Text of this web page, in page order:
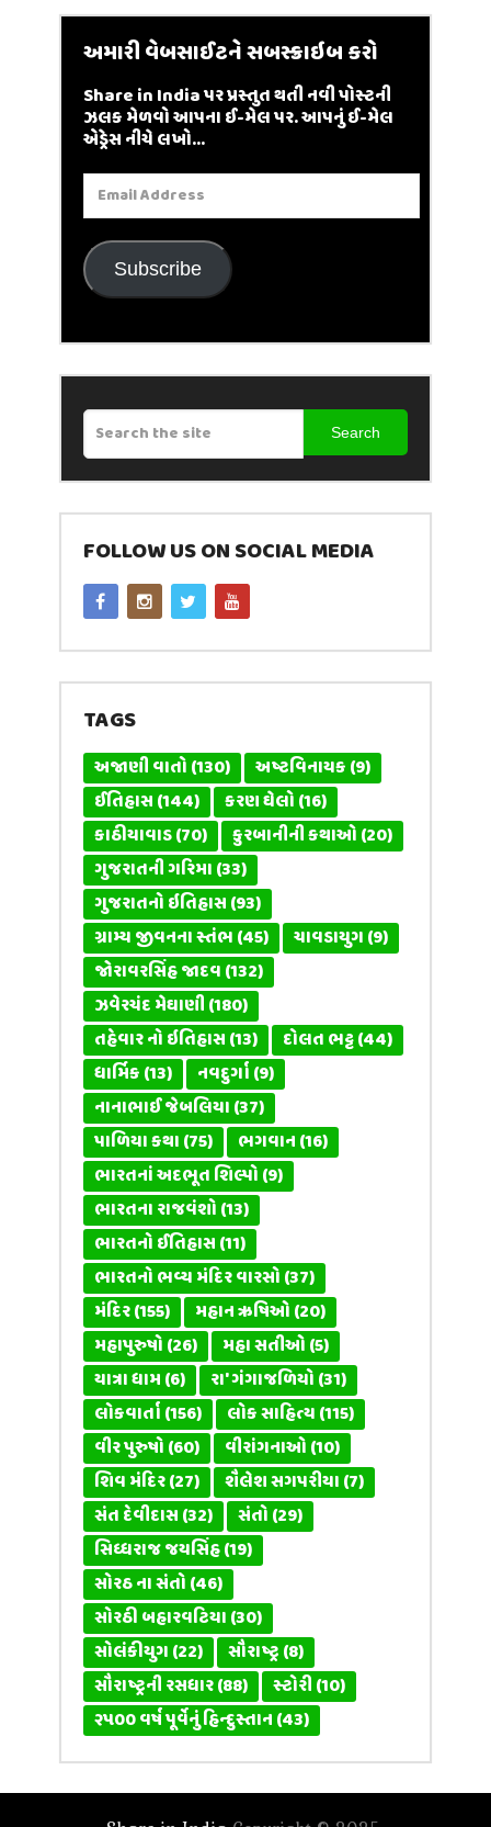
અમારી વેબસાઈટને સબસ્ક્રાઇબ કરો
Share in India પર પ્રસ્તુત થતી નવી પોસ્ટની
ઝલક મેળવો આપના ઈ-મેલ પર. આપનું ઈ-મેલ
એડ્રેસ નીચે લખો...
Email
Address
Subscribe
Search
FOLLOW US ON SOCIAL MEDIA
TAGS
અજાણી વાતો(130) અષ્ટવિનાયક(9)
ઈતિહાસ(144) કરણ ઘેલો(16)
કાઠીયાવાડ(70) કુરબાનીની કથાઓ(20)
ગુજરાતની ગરિમા(33)
ગુજરાતનો ઇતિહાસ(93)
ગ્રામ્ય જીવનના સ્તંભ(45) ચાવડાયુગ(9)
જોરાવરસિંહ જાદવ(132)
ઝવેરચંદ મેઘાણી(180)
તહેવાર નો ઇતિહાસ(13) દોલત ભટ્ટ(44)
ધાર્મિક(13) નવદુર્ગા(9)
નાનાભાઈ જેબલિયા(37)
પાળિયા કથા(75) ભગવાન(16)
ભારતનાં અદભૂત શિલ્પો(9)
ભારતના રાજવંશો(13)
ભારતનો ઈતિહાસ(11)
ભારતનો ભવ્ય મંદિર વારસો(37)
મંદિર(155) મહાન ઋષિઓ(20)
મહાપુરુષો(26) મહા સતીઓ(5)
યાત્રા ધામ(6) રા' ગંગાજળિયો(31)
લોકવાર્તા(156) લોક સાહિત્ય(115)
વીર પુરુષો(60) વીરાંગનાઓ(10)
શિવ મંદિર(27) શૈલેશ સગપરીયા(7)
સંત દેવીદાસ(32) સંતો(29)
સિધ્ધરાજ જયસિંહ(19)
સોરઠ ના સંતો(46)
સોરઠી બહારવટિયા(30)
સોલંકીયુગ(22) સૌરાષ્ટ્ર(8)
સૌરાષ્ટ્રની રસધાર(88) સ્ટોરી(10)
૨૫૦૦ વર્ષ પૂર્વેનું હિન્દુસ્તાન(43)